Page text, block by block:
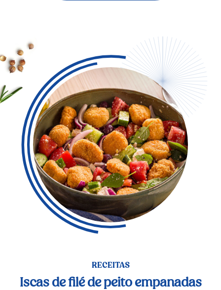
RECEITAS
Iscas de filé de peito empanadas